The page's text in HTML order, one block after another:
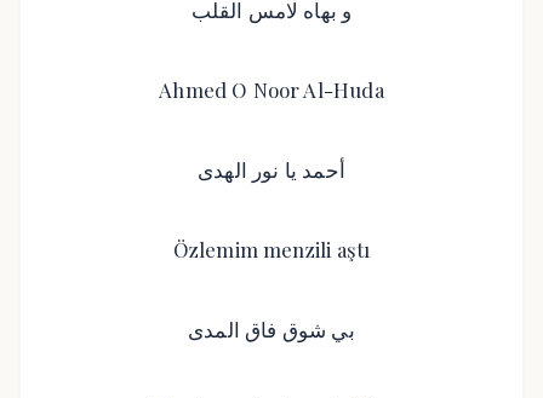
و بهاه لامس القلب
Ahmed O Noor Al-Huda
أحمد يا نور الهدى
Özlemim menzili aştı
بي شوق فاق المدى